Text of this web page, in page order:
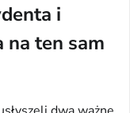
i
na ten sam